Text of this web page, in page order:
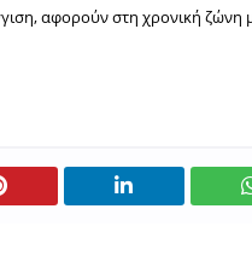
αφορούν στη χρονική